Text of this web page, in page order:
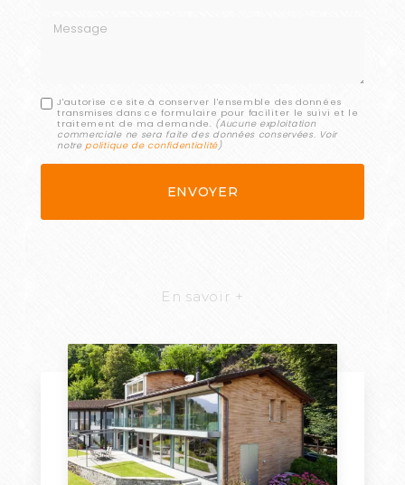
Message
J'autorise ce site à conserver l'ensemble des données
transmises dans ce formulaire pour faciliter le suivi et le
traitement de ma demande. (Aucune exploitation
commerciale ne sera faite des données conservées. Voir
notrepolitique de confidentialité)
En savoir +